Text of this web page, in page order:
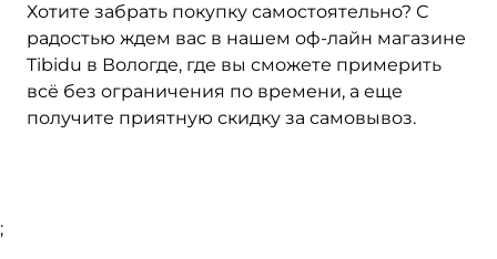
Хотите забрать покупку самостоятельно? С
радостью ждем вас в нашем оф-лайн магазине
Tibidu в Вологде, где вы сможете примерить
всё без ограничения по времени, а еще
получите приятную скидку за самовывоз.
;